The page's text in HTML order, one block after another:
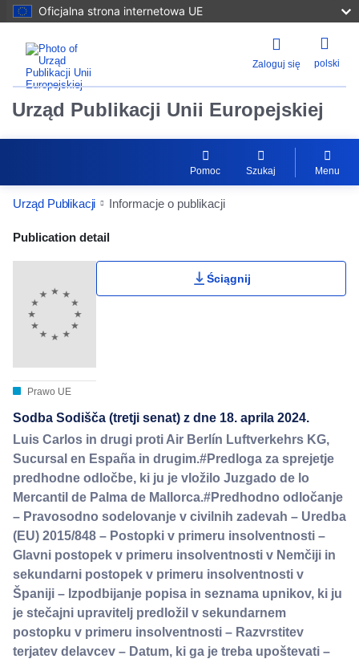
Oficjalna strona internetowa UE
Zaloguj się polski
Urząd Publikacji Unii Europejskiej
Pomoc Szukaj Menu
Urząd Publikacji Informacje o publikacji
Publication Detail Actions Portlet
Publication detail
Prawo UE
Ściągnij
Sodba Sodišča (tretji senat) z dne 18. aprila 2024.
Luis Carlos in drugi proti Air Berlín Luftverkehrs KG,
Sucursal en España in drugim.#Predloga za sprejetje
predhodne odločbe, ki ju je vložilo Juzgado de lo
Mercantil de Palma de Mallorca.#Predhodno odločanje
– Pravosodno sodelovanje v civilnih zadevah – Uredba
(EU) 2015/848 – Postopki v primeru insolventnosti –
Glavni postopek v primeru insolventnosti v Nemčiji in
sekundarni postopek v primeru insolventnosti v
Španiji – Izpodbijanje popisa in seznama upnikov, ki ju
je stečajni upravitelj predložil v sekundarnem
postopku v primeru insolventnosti – Razvrstitev
terjatev delavcev – Datum, ki ga je treba upoštevati –